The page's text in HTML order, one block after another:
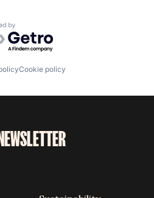
by Getro.com
Cookie policy